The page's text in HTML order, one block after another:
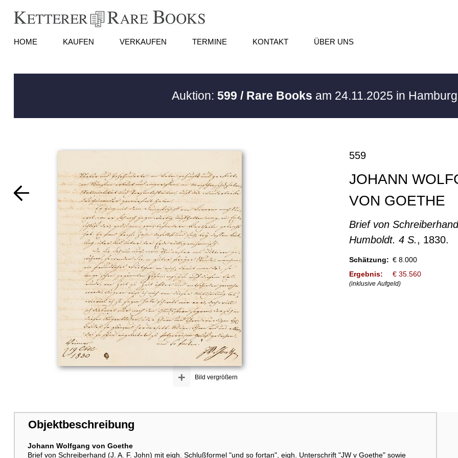
HOME KAUFEN VERKAUFEN TERMINE KONTAKT ÜBER UNS
Auktion:599 / Rare Books am 24.11.2025 in Hamburg
Bild vergrößern
+
559
JOHANN
VON GOETHE
Brief von
Humboldt. 4 S., 1830.
Schätzung: € 8.000
Ergebnis:
€ 35.560
(inklusive Aufgeld)
Objektbeschreibung
Johann Wolfgang von Goethe
Brief von Schreiberhand (J. A. F. John) mit eigh. Schlußformel "und so fortan", eigh. Unterschrift "JW v Goethe" sowie